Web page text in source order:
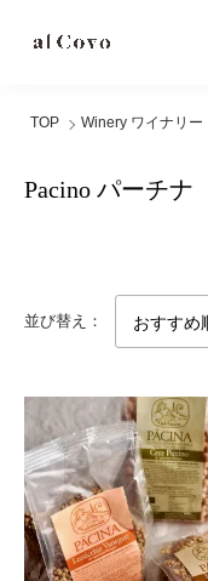
TOP Winery ワイナリー
Pacino パーチナ
並び替え：